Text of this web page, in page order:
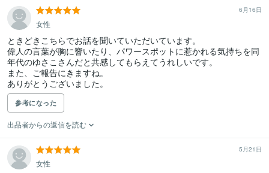
6月16日
女性
ときどきこちらでお話を聞いていただいています。
偉人の言葉が胸に響いたり、パワースポットに惹かれる気持ちを同
年代のゆさこさんだと共感してもらえてうれしいです。
また、ご報告にきますね。
ありがとうございました。
参考になった
出品者からの返信を読む
5月21日
女性